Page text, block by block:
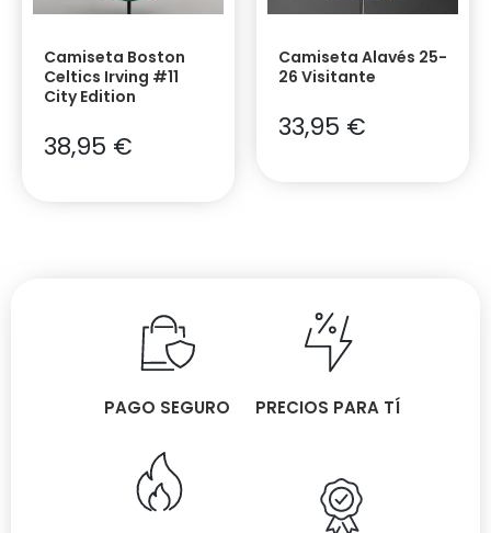
Camiseta Boston
Celtics Irving #11
City Edition
38,95 €
Camiseta Alavés 25-
26 Visitante
33,95 €
PAGO SEGURO PRECIOS PARA TÍ